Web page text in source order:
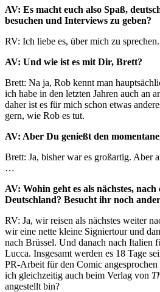
AV: Es macht euch also Spaß,
besuchen und Interviews zu geben?
RV: Ich liebe es, über mich zu sprechen.
AV: Und wie ist es mit Dir, Brett?
Brett: Na ja, Rob kennt man
ich habe in den letzten Jahren auch an
daher ist es für mich schon etwas
gern, wie Rob es tut.
AV: Aber Du genießt den
Brett: Ja, bisher war es großartig. Aber
…
AV: Wohin geht es als nächstes,
Deutschland? Besucht ihr noch
RV: Ja, wir reisen als nächstes weiter
wir eine nette kleine Signiertour und
nach Brüssel. Und danach nach Italien
Lucca. Insgesamt werden es 18 Tage
PR-Arbeit für den Comic
ich gleichzeitig auch beim Verlag von
angestellt bin?